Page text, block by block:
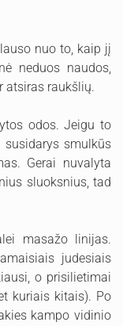
nuo to, kaip jį
neduos naudos,
atsiras raukšlių.
odos. Jeigu to
smulkūs
Gerai nuvalyta
sluoksnius, tad
masažo linijas.
judesiais
o prisilietimai
kuriais kitais). Po
kampo vidinio